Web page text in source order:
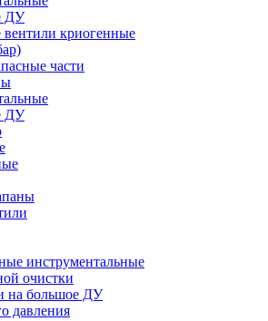
ДУ
вентили криогенные
части
ДУ
инструментальные
очистки
на большое ДУ
давления